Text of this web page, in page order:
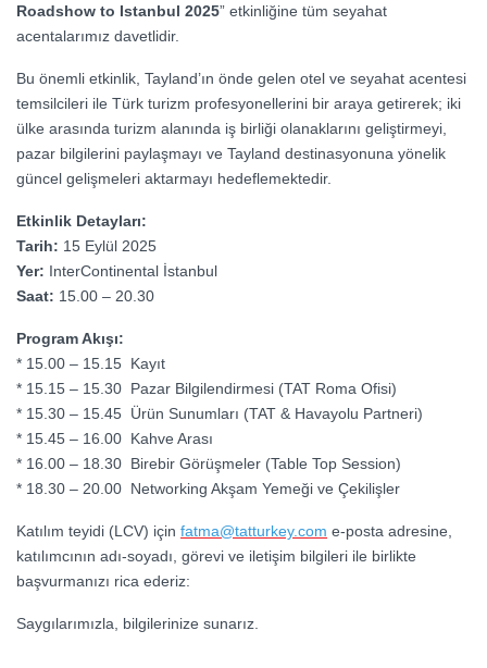
Roadshow to Istanbul 2025” etkinliğine tüm seyahat
acentalarımız davetlidir.
Bu önemli etkinlik, Tayland’ın önde gelen otel ve seyahat acentesi
temsilcileri ile Türk turizm profesyonellerini bir araya getirerek; iki
ülke arasında turizm alanında iş birliği olanaklarını geliştirmeyi,
pazar bilgilerini paylaşmayı ve Tayland destinasyonuna yönelik
güncel gelişmeleri aktarmayı hedeflemektedir.
Etkinlik Detayları:
Tarih: 15 Eylül 2025
Yer: InterContinental İstanbul
Saat: 15.00 – 20.30
Program Akışı:
* 15.00 – 15.15 Kayıt
* 15.15 – 15.30 Pazar Bilgilendirmesi (TAT Roma Ofisi)
* 15.30 – 15.45 Ürün Sunumları (TAT & Havayolu Partneri)
* 15.45 – 16.00 Kahve Arası
* 16.00 – 18.30 Birebir Görüşmeler (Table Top Session)
* 18.30 – 20.00 Networking Akşam Yemeği ve Çekilişler
Katılım teyidi (LCV) için fatma@tatturkey.com e-posta adresine,
katılımcının adı-soyadı, görevi ve iletişim bilgileri ile birlikte
başvurmanızı rica ederiz:
Saygılarımızla, bilgilerinize sunarız.